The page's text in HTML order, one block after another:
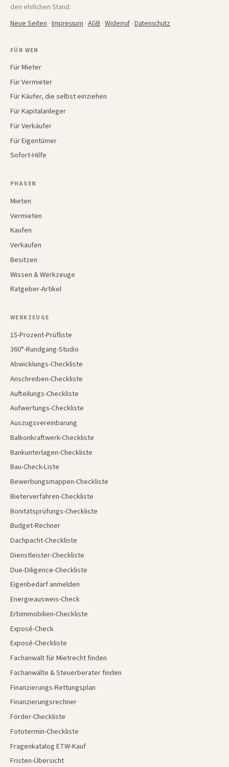
den ehrlichen Stand.
Neue Seiten · Impressum · AGB · Widerruf · Datenschutz
FÜR WEN
Für Mieter
Für Vermieter
Für Käufer, die selbst einziehen
Für Kapitalanleger
Für Verkäufer
Für Eigentümer
Sofort-Hilfe
PHASEN
Mieten
Vermieten
Kaufen
Verkaufen
Besitzen
Wissen & Werkzeuge
Ratgeber-Artikel
WERKZEUGE
15-Prozent-Prüfliste
360°-Rundgang-Studio
Abwicklungs-Checkliste
Anschreiben-Checkliste
Aufteilungs-Checkliste
Aufwertungs-Checkliste
Auszugsvereinbarung
Balkonkraftwerk-Checkliste
Bankunterlagen-Checkliste
Bau-Check-Liste
Bewerbungsmappen-Checkliste
Bieterverfahren-Checkliste
Bonitätsprüfungs-Checkliste
Budget-Rechner
Dachpacht-Checkliste
Dienstleister-Checkliste
Due-Diligence-Checkliste
Eigenbedarf anmelden
Energieausweis-Check
Erbimmobilien-Checkliste
Exposé-Check
Exposé-Checkliste
Fachanwalt für Mietrecht finden
Fachanwälte & Steuerberater finden
Finanzierungs-Rettungsplan
Finanzierungsrechner
Förder-Checkliste
Fototermin-Checkliste
Fragenkatalog ETW-Kauf
Fristen-Übersicht